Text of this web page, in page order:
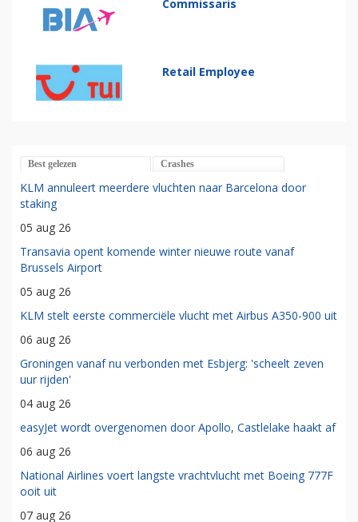
Commissaris
Retail Employee
Best gelezen Crashes
KLM annuleert meerdere vluchten naar Barcelona door
staking
05 aug 26
Transavia opent komende winter nieuwe route vanaf
Brussels Airport
05 aug 26
KLM stelt eerste commerciële vlucht met Airbus A350-900 uit
06 aug 26
Groningen vanaf nu verbonden met Esbjerg: 'scheelt zeven
uur rijden'
04 aug 26
easyJet wordt overgenomen door Apollo, Castlelake haakt af
06 aug 26
National Airlines voert langste vrachtvlucht met Boeing 777F
ooit uit
07 aug 26